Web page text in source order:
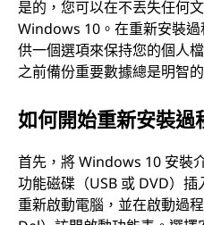
裝
W
n
是的，您可以在不丟失任何
Windows 10。在重新安裝
供一個選項來保持您的個人
之前備份重要數據總是明智
如何開始重新安裝過
首先，將 Windows 10 安裝
功能磁碟（USB 或 DVD）插
重新啟動電腦，並在啟動過